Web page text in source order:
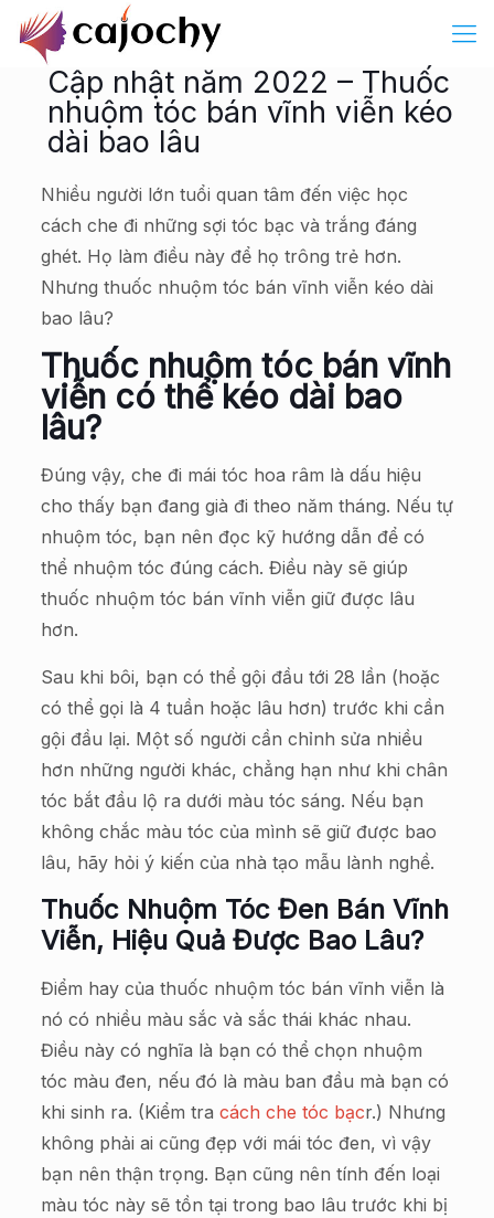
Cập nhật năm 2022 – Thuốc
nhuộm tóc bán vĩnh viễn kéo
dài bao lâu
Nhiều người lớn tuổi quan tâm đến việc học
cách che đi những sợi tóc bạc và trắng đáng
ghét. Họ làm điều này để họ trông trẻ hơn.
Nhưng thuốc nhuộm tóc bán vĩnh viễn kéo dài
bao lâu?
Thuốc nhuộm tóc bán vĩnh
viễn có thể kéo dài bao
lâu?
Đúng vậy, che đi mái tóc hoa râm là dấu hiệu
cho thấy bạn đang già đi theo năm tháng. Nếu tự
nhuộm tóc, bạn nên đọc kỹ hướng dẫn để có
thể nhuộm tóc đúng cách. Điều này sẽ giúp
thuốc nhuộm tóc bán vĩnh viễn giữ được lâu
hơn.
Sau khi bôi, bạn có thể gội đầu tới 28 lần (hoặc
có thể gọi là 4 tuần hoặc lâu hơn) trước khi cần
gội đầu lại. Một số người cần chỉnh sửa nhiều
hơn những người khác, chẳng hạn như khi chân
tóc bắt đầu lộ ra dưới màu tóc sáng. Nếu bạn
không chắc màu tóc của mình sẽ giữ được bao
lâu, hãy hỏi ý kiến của nhà tạo mẫu lành nghề.
Thuốc Nhuộm Tóc Đen Bán Vĩnh
Viễn, Hiệu Quả Được Bao Lâu?
Điểm hay của thuốc nhuộm tóc bán vĩnh viễn là
nó có nhiều màu sắc và sắc thái khác nhau.
Điều này có nghĩa là bạn có thể chọn nhuộm
tóc màu đen, nếu đó là màu ban đầu mà bạn có
khi sinh ra. (Kiểm tra cách che tóc bạcr.) Nhưng
không phải ai cũng đẹp với mái tóc đen, vì vậy
bạn nên thận trọng. Bạn cũng nên tính đến loại
màu tóc này sẽ tồn tại trong bao lâu trước khi bị